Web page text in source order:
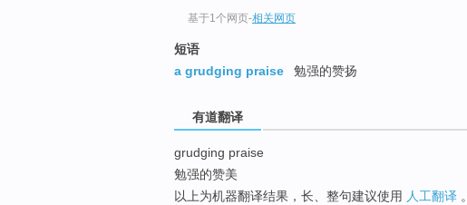
基于1个网页-相关网页
短语
a grudging praise
勉强的赞扬
有道翻译
grudging praise
勉强的赞美
以上为机器翻译结果，长、整句建议使用 人工翻译 。